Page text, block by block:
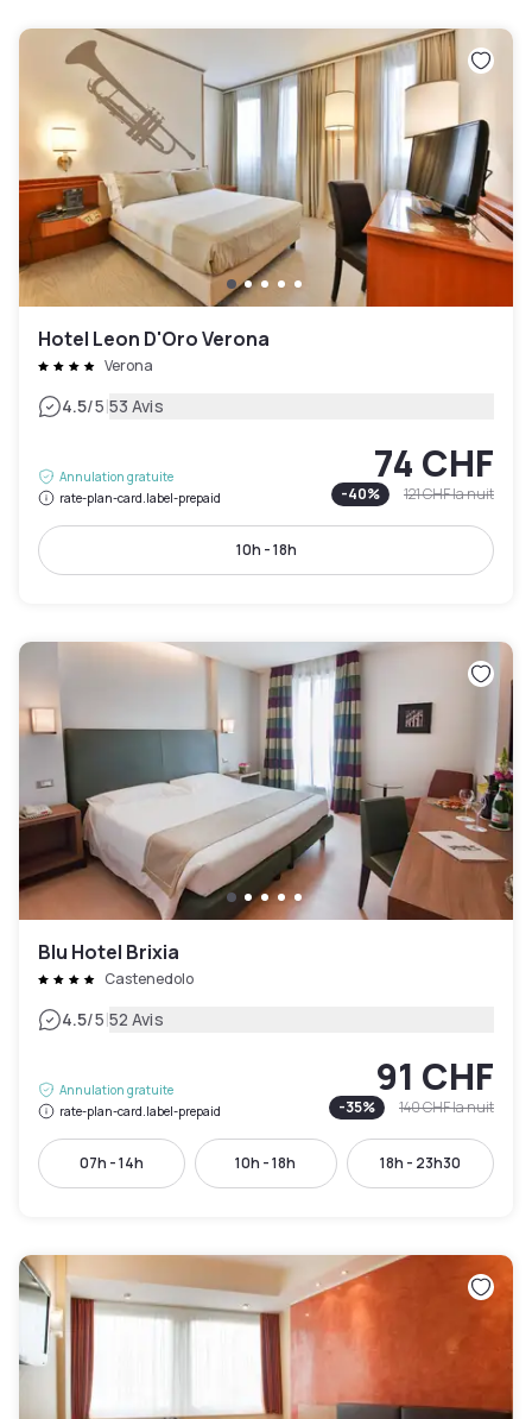
Hotel Leon D'Oro Verona
Verona
4.5/5|53 Avis
Annulation gratuite
rate-plan-card.label-prepaid
74 CHF
-40% 121 CHFla nuit
10h - 18h
Blu Hotel Brixia
Castenedolo
4.5/5|52 Avis
Annulation gratuite
rate-plan-card.label-prepaid
91 CHF
-35% 140 CHFla nuit
07h - 14h 10h - 18h 18h - 23h30